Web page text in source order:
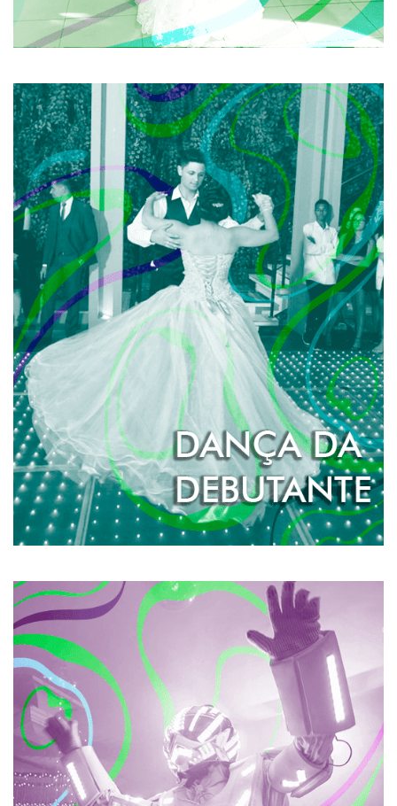
DANÇA DA DEBUTANTE
A palavra debutante tem origem no francês e significa
“nova mulher”. É a transição para a amadurecência,
deixando pra traz a menina e transformando- se em
mulher. E essa transformação deve ser marcante. Deve
ser especial. E deve chamar a atenção de todos para
você: menina mulher.
SAIBA MAIS
ROBÔ DE LED
O Robô de LED é a atração ideal para deixar
inesquecível a pista de dança da sua festa. Todos vão
querer dançar e tirar fotos com um de nossos Robôzões
de LED.